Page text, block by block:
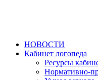
НОВОСТИ
Кабинет логопеда
Ресурсы
Нормативно-